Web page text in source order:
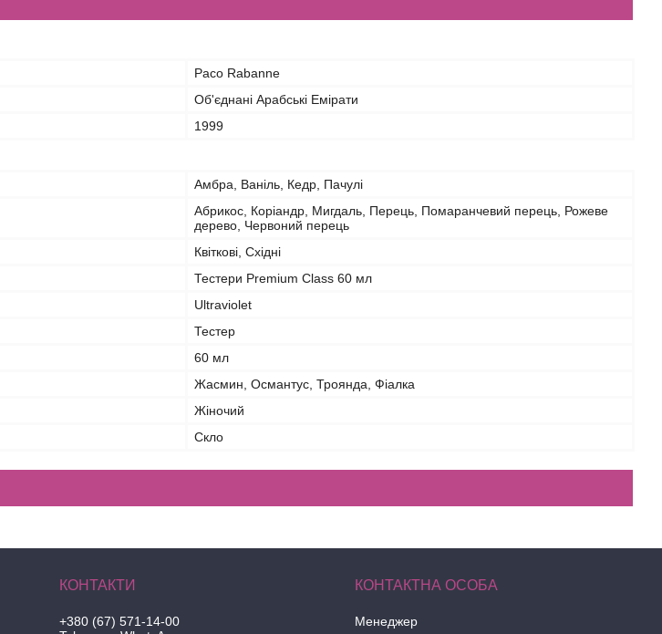
Paco Rabanne
Об'єднані Арабські Емірати
1999
Амбра, Ваніль, Кедр, Пачулі
Абрикос, Коріандр, Мигдаль, Перець, Помаранчевий перець, Рожеве
дерево, Червоний перець
Квіткові, Східні
Тестери Premium Class 60 мл
Ultraviolet
Тестер
60 мл
Жасмин, Османтус, Троянда, Фіалка
Жіночий
Скло
+380 (67) 571-14-00
Менеджер